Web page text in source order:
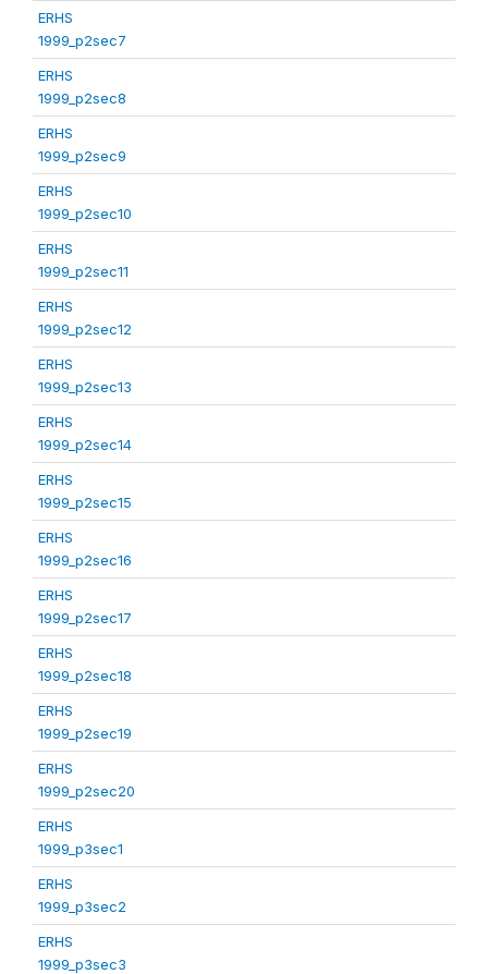
ERHS
1999_p2sec7
ERHS
1999_p2sec8
ERHS
1999_p2sec9
ERHS
1999_p2sec10
ERHS
1999_p2sec11
ERHS
1999_p2sec12
ERHS
1999_p2sec13
ERHS
1999_p2sec14
ERHS
1999_p2sec15
ERHS
1999_p2sec16
ERHS
1999_p2sec17
ERHS
1999_p2sec18
ERHS
1999_p2sec19
ERHS
1999_p2sec20
ERHS
1999_p3sec1
ERHS
1999_p3sec2
ERHS
1999_p3sec3